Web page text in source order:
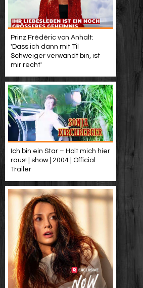
Prinz Frédéric von Anhalt:
'Dass ich dann mit Til
Schweiger verwandt bin, ist
mir recht'
Ich bin ein Star – Holt mich hier
raus! | show | 2004 | Official
Trailer